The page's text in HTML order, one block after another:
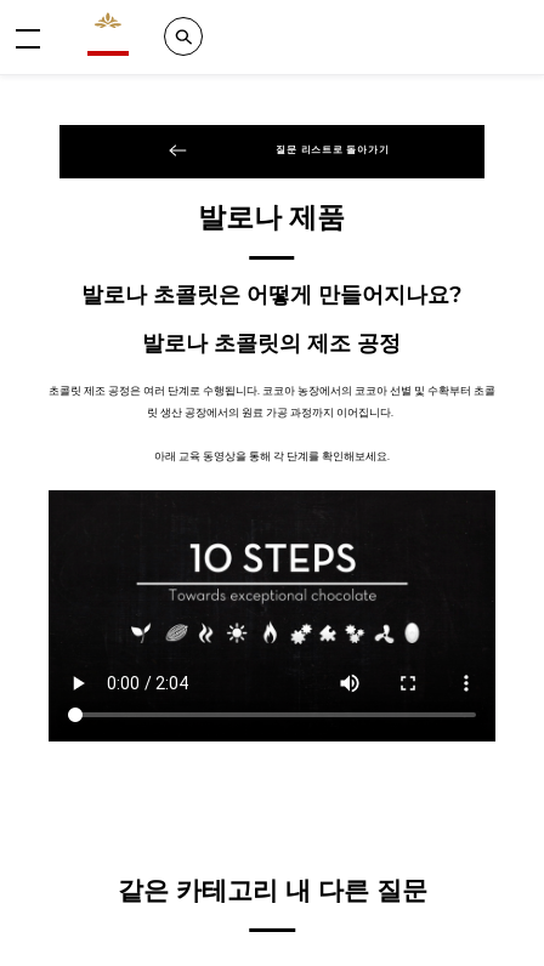
Valrhona - Imaginons le meilleur du chocolat
Search
질문 리스트로 돌아가기
발로나 제품
발로나 초콜릿은 어떻게 만들어지나요?
발로나 초콜릿의 제조 공정
초콜릿 제조 공정은 여러 단계로 수행됩니다. 코코아 농장에서의 코코아 선별 및 수확부터 초콜
릿 생산 공장에서의 원료 가공 과정까지 이어집니다.
아래 교육 동영상을 통해 각 단계를 확인해보세요.
같은 카테고리 내 다른 질문